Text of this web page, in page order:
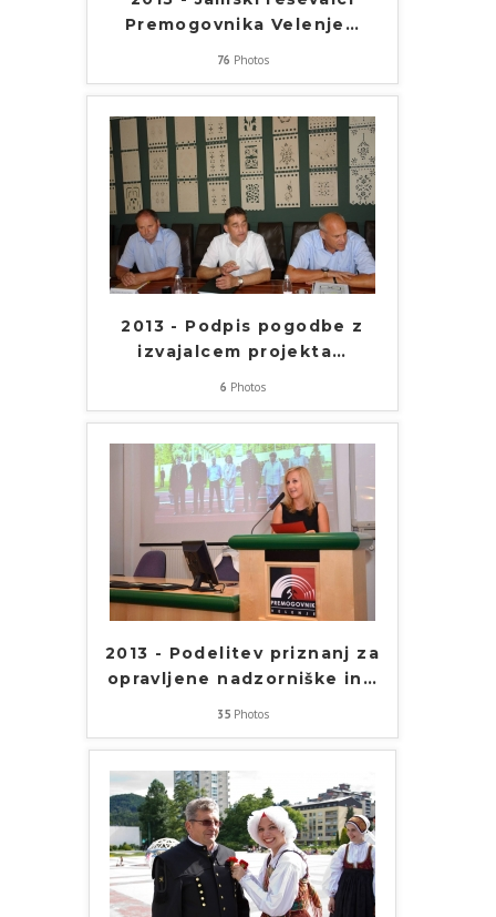
Premogovnika Velenje …
76 Photos
2013 - Podpis pogodbe z
izvajalcem projekta…
6 Photos
2013 - Podelitev priznanj za
opravljene nadzorniške in …
35Photos